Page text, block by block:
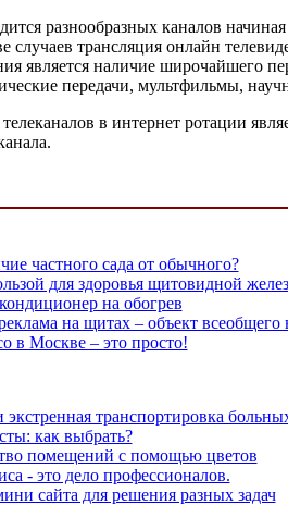
разнообразных каналов
случаев трансляция онлайн
является наличие широчайшего
передачи, мультфильмы,
в интернет ротации
частного сада от обычного?
для здоровья щитовидной
на обогрев
на щитах – объект всеобщего
в Москве – это просто!
экстренная транспортировка
как выбрать?
помещений с помощью цветов
- это дело профессионалов.
сайта для решения разных задач